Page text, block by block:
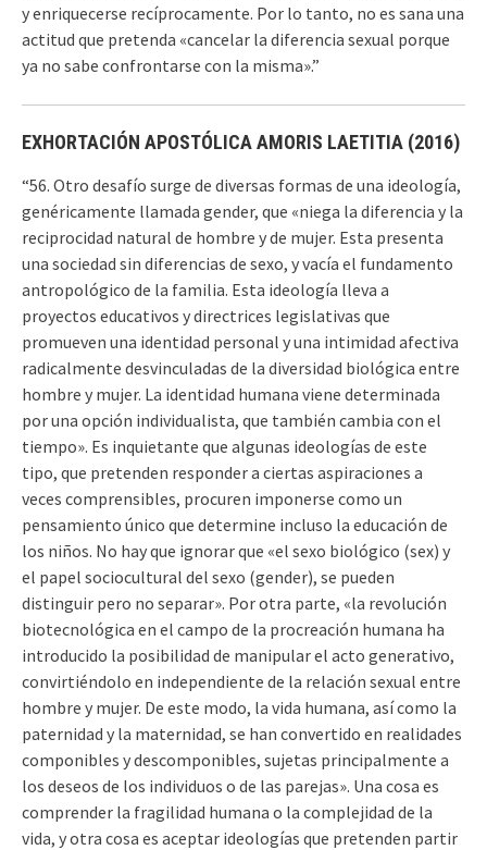
y enriquecerse recíprocamente. Por lo tanto, no es sana una
actitud que pretenda «cancelar la diferencia sexual porque
ya no sabe confrontarse con la misma».”
EXHORTACIÓN APOSTÓLICA AMORIS LAETITIA (2016)
“56. Otro desafío surge de diversas formas de una ideología,
genéricamente llamada gender, que «niega la diferencia y la
reciprocidad natural de hombre y de mujer. Esta presenta
una sociedad sin diferencias de sexo, y vacía el fundamento
antropológico de la familia. Esta ideología lleva a
proyectos educativos y directrices legislativas que
promueven una identidad personal y una intimidad afectiva
radicalmente desvinculadas de la diversidad biológica entre
hombre y mujer. La identidad humana viene determinada
por una opción individualista, que también cambia con el
tiempo». Es inquietante que algunas ideologías de este
tipo, que pretenden responder a ciertas aspiraciones a
veces comprensibles, procuren imponerse como un
pensamiento único que determine incluso la educación de
los niños. No hay que ignorar que «el sexo biológico (sex) y
el papel sociocultural del sexo (gender), se pueden
distinguir pero no separar». Por otra parte, «la revolución
biotecnológica en el campo de la procreación humana ha
introducido la posibilidad de manipular el acto generativo,
convirtiéndolo en independiente de la relación sexual entre
hombre y mujer. De este modo, la vida humana, así como la
paternidad y la maternidad, se han convertido en realidades
componibles y descomponibles, sujetas principalmente a
los deseos de los individuos o de las parejas». Una cosa es
comprender la fragilidad humana o la complejidad de la
vida, y otra cosa es aceptar ideologías que pretenden partir